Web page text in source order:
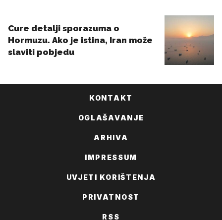
KONTAKT
OGLAŠAVANJE
ARHIVA
IMPRESSUM
UVJETI KORIŠTENJA
PRIVATNOST
RSS